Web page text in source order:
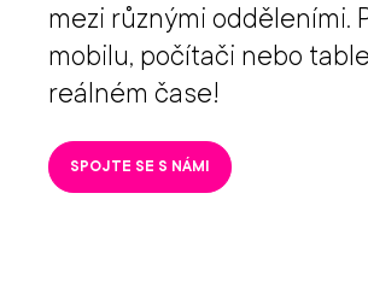
mezi různými odděleními.
mobilu, počítači nebo
reálném čase!
SPOJTE SE S NÁMI